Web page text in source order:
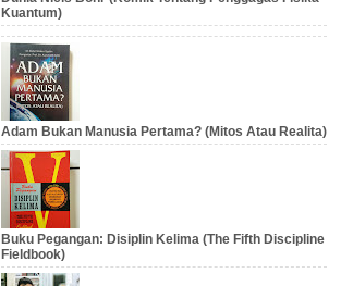
Kuantum)
Adam Bukan Manusia Pertama? (Mitos Atau Realita)
Buku Pegangan: Disiplin Kelima (The Fifth Discipline
Fieldbook)